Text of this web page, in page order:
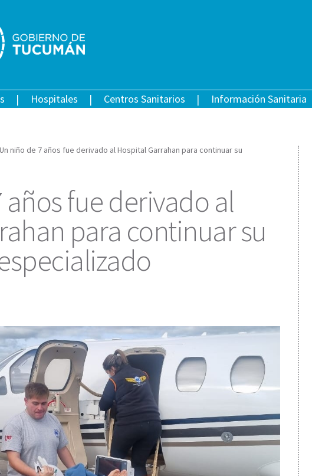
Hospitales Centros Sanitarios Información Sanitaria
Un niño de 7 años fue derivado al Hospital Garrahan para continuar su
fue derivado al
para continuar su